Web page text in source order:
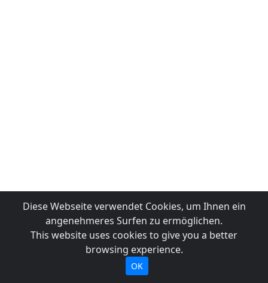
Diese Webseite verwendet Cookies, um Ihnen ein
angenehmeres Surfen zu ermöglichen.
This website uses cookies to give you a better
browsing experience.
OK